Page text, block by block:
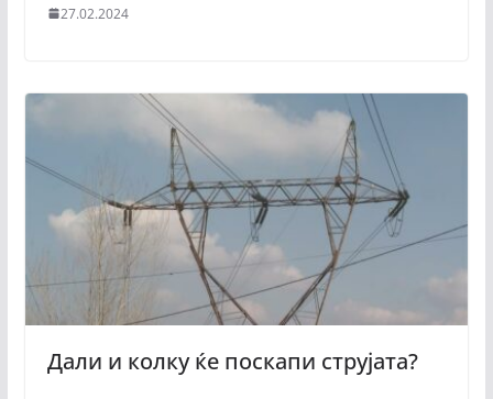
27.02.2024
Дали и колку ќе поскапи струјата?